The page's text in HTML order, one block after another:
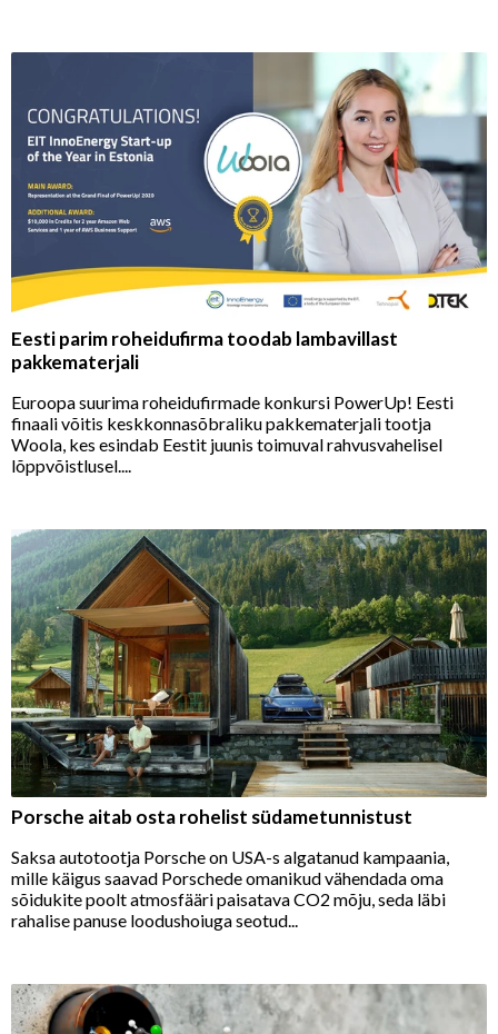
Eesti parim roheidufirma toodab lambavillast
pakkematerjali
Euroopa suurima roheidufirmade konkursi PowerUp! Eesti
finaali võitis keskkonnasõbraliku pakkematerjali tootja
Woola, kes esindab Eestit juunis toimuval rahvusvahelisel
lõppvõistlusel....
Porsche aitab osta rohelist südametunnistust
Saksa autotootja Porsche on USA-s algatanud kampaania,
mille käigus saavad Porschede omanikud vähendada oma
sõidukite poolt atmosfääri paisatava CO2 mõju, seda läbi
rahalise panuse loodushoiuga seotud...